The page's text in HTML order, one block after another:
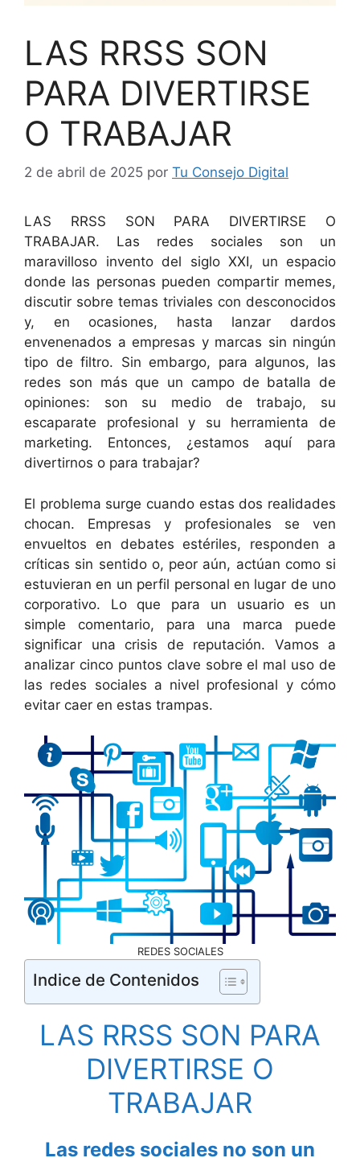
LAS RRSS SON
PARA DIVERTIRSE
O TRABAJAR
2 de abril de 2025 por Tu Consejo Digital
LAS RRSS SON PARA DIVERTIRSE O
TRABAJAR. Las redes sociales son un
maravilloso invento del siglo XXI, un espacio
donde las personas pueden compartir memes,
discutir sobre temas triviales con desconocidos
y, en ocasiones, hasta lanzar dardos
envenenados a empresas y marcas sin ningún
tipo de filtro. Sin embargo, para algunos, las
redes son más que un campo de batalla de
opiniones: son su medio de trabajo, su
escaparate profesional y su herramienta de
marketing. Entonces, ¿estamos aquí para
divertirnos o para trabajar?
El problema surge cuando estas dos realidades
chocan. Empresas y profesionales se ven
envueltos en debates estériles, responden a
críticas sin sentido o, peor aún, actúan como si
estuvieran en un perfil personal en lugar de uno
corporativo. Lo que para un usuario es un
simple comentario, para una marca puede
significar una crisis de reputación. Vamos a
analizar cinco puntos clave sobre el mal uso de
las redes sociales a nivel profesional y cómo
evitar caer en estas trampas.
REDES SOCIALES
Indice de Contenidos
LAS RRSS SON PARA
DIVERTIRSE O
TRABAJAR
Las redes sociales no son un